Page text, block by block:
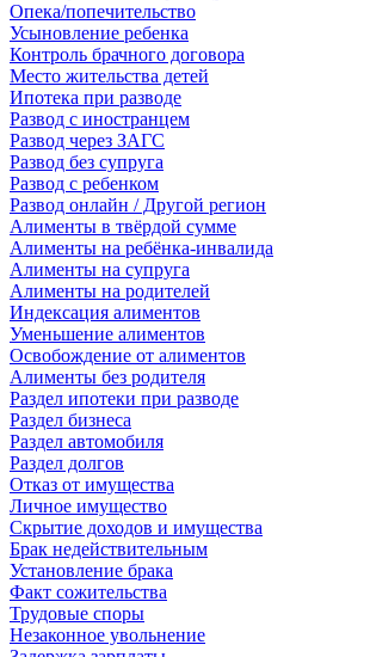
Опека/попечительство
Усыновление ребенка
Контроль брачного договора
Место жительства детей
Ипотека при разводе
Развод с иностранцем
Развод через ЗАГС
Развод без супруга
Развод с ребенком
Развод онлайн / Другой регион
Алименты в твёрдой сумме
Алименты на ребёнка-инвалида
Алименты на супруга
Алименты на родителей
Индексация алиментов
Уменьшение алиментов
Освобождение от алиментов
Алименты без родителя
Раздел ипотеки при разводе
Раздел бизнеса
Раздел автомобиля
Раздел долгов
Отказ от имущества
Личное имущество
Скрытие доходов и имущества
Брак недействительным
Установление брака
Факт сожительства
Трудовые споры
Незаконное увольнение